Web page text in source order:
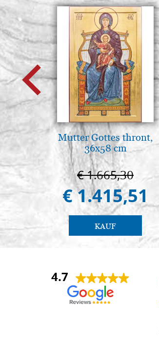
Mutter Gottes thront,
36x58 cm
€ 1.665,30
€ 1.415,51
KAUF
4.7
Anna Maria Negri